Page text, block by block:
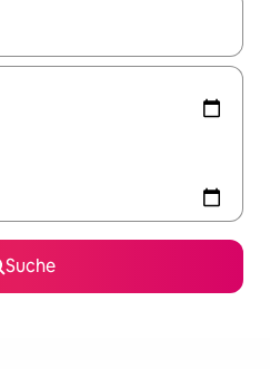
sind, navigiere mit den
Suche